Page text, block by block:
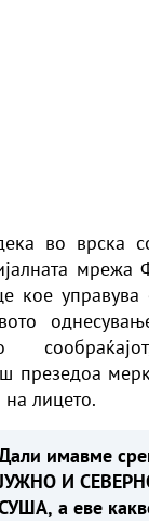
во врска
мрежа
кое управува
презедоа
лицето.
имавме
И
а еве